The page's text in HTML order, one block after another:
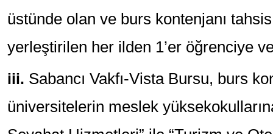
üstünde olan ve burs kontenjanı
yerleştirilen her ilden 1’er öğrenciye
iii. Sabancı Vakfı-Vista Bursu, burs
üniversitelerin meslek